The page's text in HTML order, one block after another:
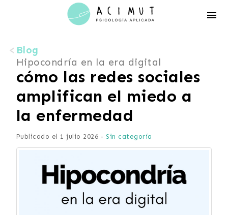
Acimut
Psicología
Blog
Hipocondría en la era digital
cómo las redes sociales
amplifican el miedo a
la enfermedad
Publicado el 1 julio 2026 - Sin categoría